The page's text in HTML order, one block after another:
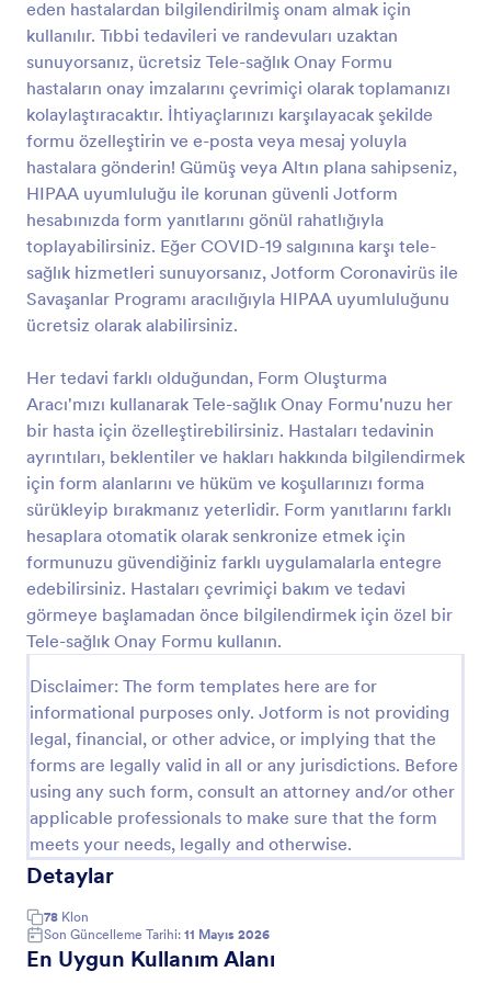
eden hastalardan bilgilendirilmiş onam almak için
kullanılır. Tıbbi tedavileri ve randevuları uzaktan
sunuyorsanız, ücretsiz Tele-sağlık Onay Formu
hastaların onay imzalarını çevrimiçi olarak toplamanızı
kolaylaştıracaktır. İhtiyaçlarınızı karşılayacak şekilde
formu özelleştirin ve e-posta veya mesaj yoluyla
hastalara gönderin! Gümüş veya Altın plana sahipseniz,
HIPAA uyumluluğu ile korunan güvenli Jotform
hesabınızda form yanıtlarını gönül rahatlığıyla
toplayabilirsiniz. Eğer COVID-19 salgınına karşı tele-
sağlık hizmetleri sunuyorsanız, Jotform Coronavirüs ile
Savaşanlar Programı aracılığıyla HIPAA uyumluluğunu
ücretsiz olarak alabilirsiniz.
Her tedavi farklı olduğundan, Form Oluşturma
Aracı'mızı kullanarak Tele-sağlık Onay Formu'nuzu her
bir hasta için özelleştirebilirsiniz. Hastaları tedavinin
ayrıntıları, beklentiler ve hakları hakkında bilgilendirmek
için form alanlarını ve hüküm ve koşullarınızı forma
sürükleyip bırakmanız yeterlidir. Form yanıtlarını farklı
hesaplara otomatik olarak senkronize etmek için
formunuzu güvendiğiniz farklı uygulamalarla entegre
edebilirsiniz. Hastaları çevrimiçi bakım ve tedavi
görmeye başlamadan önce bilgilendirmek için özel bir
Tele-sağlık Onay Formu kullanın.
Disclaimer: The form templates here are for
informational purposes only. Jotform is not providing
legal, financial, or other advice, or implying that the
forms are legally valid in all or any jurisdictions. Before
using any such form, consult an attorney and/or other
applicable professionals to make sure that the form
meets your needs, legally and otherwise.
Detaylar
78 Klon
Son Güncelleme Tarihi: 11 Mayıs 2026
En Uygun Kullanım Alanı
korunan güvenli Jotform hesabınızda form yanıtlarını
gönül rahatlığıyla toplayabilirsiniz. Eğer COVID-19
salgınına karşı tele-sağlık hizmetleri sunuyorsanız,
Jotform Coronavirüs ile Savaşanlar Programı
aracılığıyla HIPAA uyumluluğunu ücretsiz olarak
alabilirsiniz. Her tedavi farklı olduğundan, Form
Oluşturma Aracı'mızı kullanarak Tele-sağlık Onay
Formu'nuzu her bir hasta için özelleştirebilirsiniz.
Hastaları tedavinin ayrıntıları, beklentiler ve hakları
hakkında bilgilendirmek için form alanlarını ve hüküm
ve koşullarınızı forma sürükleyip bırakmanız
yeterlidir. Form yanıtlarını farklı hesaplara otomatik
olarak senkronize etmek için formunuzu
güvendiğiniz farklı uygulamalarla entegre
edebilirsiniz. Hastaları çevrimiçi bakım ve tedavi
Önizleme
Uzaktan Sağlık Hizmetleri Sözleşme Formu, uzaktan
sağlık hizmeti öncesi onay ve bilgilendirme
süreçlerini yönetmek isteyen klinikler ve uzmanlar
için veri toplama ve form yanıtı takibini kolaylaştırır.
Go to Category:
Onay Formları
Şablon Kullan
Önizleme